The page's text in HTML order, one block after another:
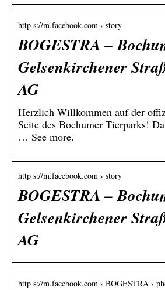
http s://m.facebook.com › story
BOGESTRA –
Gelsenkirchener
AG
Herzlich Willkommen auf der
Seite des Bochumer Tierparks!
… See more.
http s://m.facebook.com › story
BOGESTRA –
Gelsenkirchener
AG
http s://m.facebook.com › BOGESTRA ›